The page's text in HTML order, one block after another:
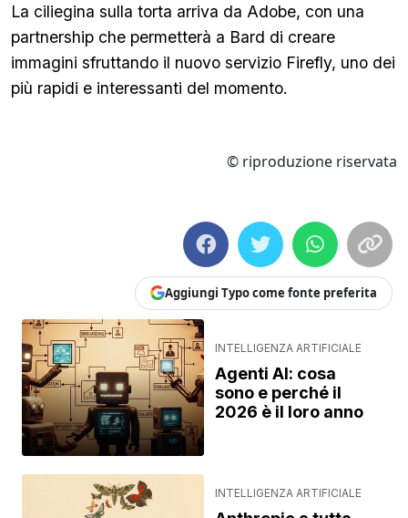
La ciliegina sulla torta arriva da Adobe, con una
partnership che permetterà a Bard di creare
immagini sfruttando il nuovo servizio Firefly, uno dei
più rapidi e interessanti del momento.
© riproduzione riservata
Aggiungi Typo come fonte preferita
INTELLIGENZA ARTIFICIALE
Agenti AI: cosa
sono e perché il
2026 è il loro anno
INTELLIGENZA ARTIFICIALE